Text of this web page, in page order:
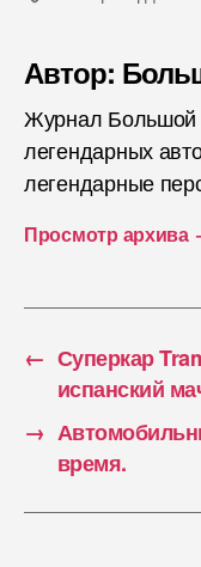
Автор:
Журнал Большой
легендарных
легендарные
Просмотр архива
← Суперкар
испанский
→
время.